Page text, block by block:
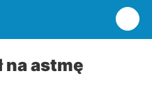
na astmę